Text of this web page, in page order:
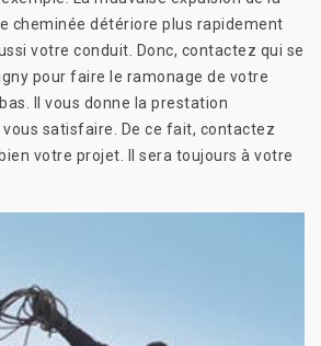
cheminée détériore plus rapidement
votre conduit. Donc, contactez qui se
pour faire le ramonage de votre
Il vous donne la prestation
satisfaire. De ce fait, contactez
votre projet. Il sera toujours à votre